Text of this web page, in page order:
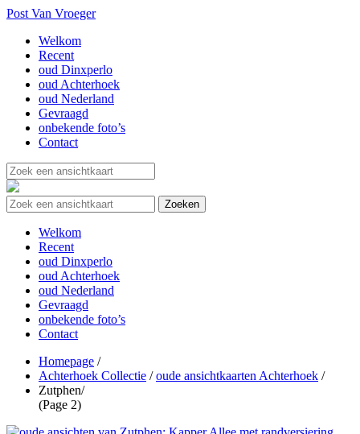
Post Van Vroeger
Welkom
Recent
oud Dinxperlo
oud Achterhoek
oud Nederland
Gevraagd
onbekende foto’s
Contact
Welkom
Recent
oud Dinxperlo
oud Achterhoek
oud Nederland
Gevraagd
onbekende foto’s
Contact
Homepage /
Achterhoek Collectie / oude ansichtkaarten Achterhoek /
Zutphen/
(Page 2)